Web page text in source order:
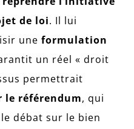
de loi. Il lui
une formulation
un réel « droit
permettrait
le référendum, qui
débat sur le bien